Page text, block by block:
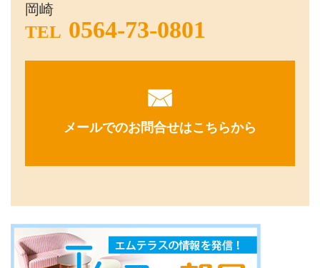
岡崎
TEL 0564-73-0801
メールでのお問合せはこちらから